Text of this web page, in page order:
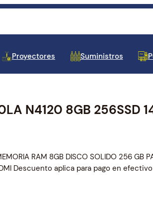
Tablets y Celulares
Almacenamiento Interno
Conectividad USB
Accesorios para Monitor y TV
Toners y Cintas
Papel y Etiquetas POS
Dispositivos de Audio y
UPS y APS
Repuestos para Laptop
Proyectores Suministros
N4120 8GB 256SSD
RAM 8GB DISCO SOLIDO 256 GB
Descuento aplica para pago en